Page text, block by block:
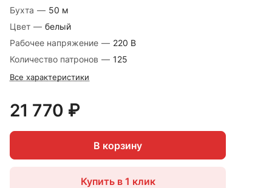
Бухта — 50 м
Цвет — белый
Рабочее напряжение — 220 В
Количество патронов — 125
Все характеристики
21 770 ₽
В корзину
Купить в 1 клик